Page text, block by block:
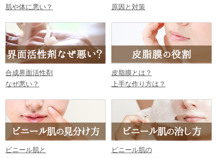
肌や体に悪い？
原因と対策
合成界面活性剤
なぜ悪い？
皮脂膜とは？
上手な作り方は？
ビニール肌と
ビニール肌の